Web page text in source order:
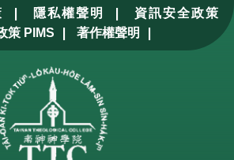
| 隱私權聲明 |
資訊安全政策
策 PIMS | 著作權聲明 |